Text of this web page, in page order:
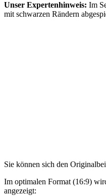
Unser Expertenhinweis: Im
mit schwarzen Rändern
Sie können sich den
Im optimalen Format (16:9)
angezeigt: